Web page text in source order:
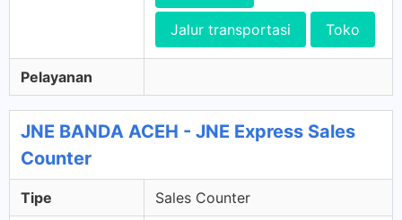
Jalur transportasi Toko
Pelayanan
JNE BANDA ACEH - JNE Express Sales
Counter
Tipe Sales Counter